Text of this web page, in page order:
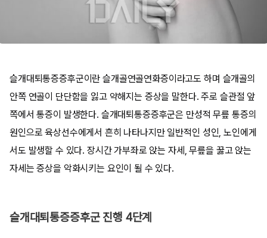
슬개대퇴통증증후군이란 슬개골연골연화증이라고도 하며 슬개골의
안쪽 연골이 단단함을 잃고 약해지는 증상을 말한다. 주로 슬관절 앞
쪽에서 통증이 발생한다. 슬개대퇴통증증후군은 만성적 무릎 통증의
원인으로 육상선수에게서 흔히 나타나지만 일반적인 성인, 노인에게
서도 발생할 수 있다. 장시간 가부좌로 앉는 자세, 무릎을 꿇고 앉는
자세는 증상을 악화시키는 요인이 될 수 있다.
슬개대퇴통증증후군 진행 4단계